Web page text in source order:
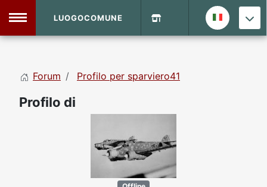
LUOGOCOMUNE
Forum Profilo per sparviero41
Profilo di